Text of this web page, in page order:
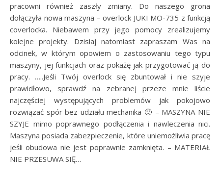
pracowni również zaszły zmiany. Do naszego grona
dołączyła nowa maszyna – overlock JUKI MO-735 z funkcją
coverlocka. Niebawem przy jego pomocy zrealizujemy
kolejne projekty. Dzisiaj natomiast zapraszam Was na
odcinek, w którym opowiem o zastosowaniu tego typu
maszyny, jej funkcjach oraz pokażę jak przygotować ją do
pracy. …..Jeśli Twój overlock się zbuntował i nie szyje
prawidłowo, sprawdź na zebranej przeze mnie liście
najczęściej występujących problemów jak pokojowo
rozwiązać spór bez udziału mechanika 🙂 – MASZYNA NIE
SZYJE mimo poprawnego podłączenia i nawleczenia nici.
Maszyna posiada zabezpieczenie, które uniemożliwia pracę
jeśli obudowa nie jest poprawnie zamknięta. – MATERIAŁ
NIE PRZESUWA SIĘ…